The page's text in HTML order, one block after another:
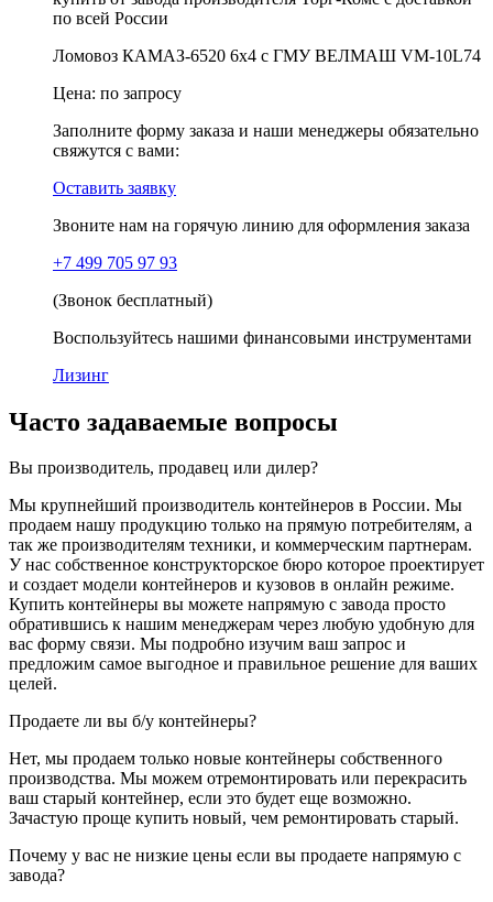
Ломовоз КАМАЗ-6520 6х4 с ГМУ ВЕЛМАШ VM-10L74
Цена: по запросу
Заполните форму заказа и наши менеджеры обязательно
свяжутся с вами:
Оставить заявку
Звоните нам на горячую линию для оформления заказа
+7 499 705 97 93
(Звонок бесплатный)
Воспользуйтесь нашими финансовыми инструментами
Лизинг
Часто задаваемые вопросы
Вы производитель, продавец или дилер?
Мы крупнейший производитель контейнеров в России. Мы
продаем нашу продукцию только на прямую потребителям, а
так же производителям техники, и коммерческим партнерам.
У нас собственное конструкторское бюро которое проектирует
и создает модели контейнеров и кузовов в онлайн режиме.
Купить контейнеры вы можете напрямую с завода просто
обратившись к нашим менеджерам через любую удобную для
вас форму связи. Мы подробно изучим ваш запрос и
предложим самое выгодное и правильное решение для ваших
целей.
Продаете ли вы б/у контейнеры?
Нет, мы продаем только новые контейнеры собственного
производства. Мы можем отремонтировать или перекрасить
ваш старый контейнер, если это будет еще возможно.
Зачастую проще купить новый, чем ремонтировать старый.
Почему у вас не низкие цены если вы продаете напрямую с
завода?